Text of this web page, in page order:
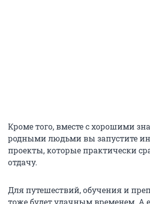
Кроме того, вместе с хорошими
родными людьми вы запустите
проекты, которые практически
отдачу.
Для путешествий, обучения и
тоже будет удачным временем. А